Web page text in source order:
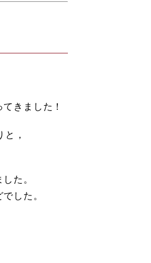
きました！
，
た。
した。